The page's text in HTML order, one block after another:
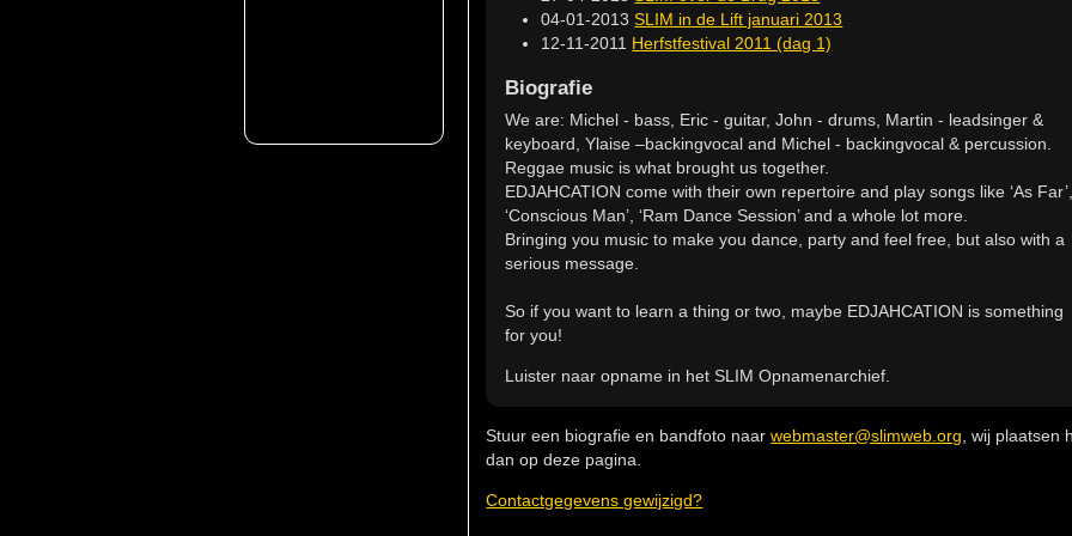
04-01-2013SLIM in de Lift januari 2013
12-11-2011 Herfstfestival 2011 (dag 1)
Biografie
We are: Michel - bass, Eric - guitar, John - drums, Martin - leadsinger &
keyboard, Ylaise –backingvocal and Michel - backingvocal & percussion.
Reggae music is what brought us together.
EDJAHCATION come with their own repertoire and play songs like ‘As Far’,
‘Conscious Man’, ‘Ram Dance Session’ and a whole lot more.
Bringing you music to make you dance, party and feel free, but also with a
serious message.
So if you want to learn a thing or two, maybe EDJAHCATION is something
for you!
Luister naar opname in het SLIM Opnamenarchief.
Stuur een biografie en bandfoto naarwebmaster@slimweb.org , wij plaatsen
dan op deze pagina.
Contactgegevens gewijzigd?